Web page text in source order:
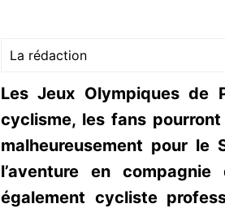
La rédaction
Les Jeux Olympiques de
cyclisme, les fans
malheureusement pour le
l’aventure en
également cycliste